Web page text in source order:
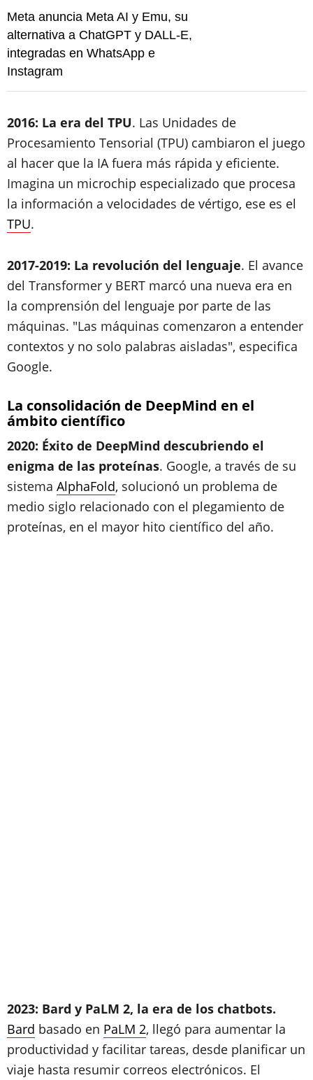
Meta anuncia Meta AI y Emu, su
alternativa a ChatGPT y DALL-E,
integradas en WhatsApp e
Instagram
2016: La era del TPU. Las Unidades de
Procesamiento Tensorial (TPU) cambiaron el juego
al hacer que la IA fuera más rápida y eficiente.
Imagina un microchip especializado que procesa
la información a velocidades de vértigo, ese es el
TPU.
2017-2019: La revolución del lenguaje. El avance
del Transformer y BERT marcó una nueva era en
la comprensión del lenguaje por parte de las
máquinas. "Las máquinas comenzaron a entender
contextos y no solo palabras aisladas", especifica
Google.
La consolidación de DeepMind en el
ámbito científico
2020: Éxito de DeepMind descubriendo el
enigma de las proteínas. Google, a través de su
sistema AlphaFold, solucionó un problema de
medio siglo relacionado con el plegamiento de
proteínas, en el mayor hito científico del año.
2023: Bard y PaLM 2, la era de los chatbots.
Bard basado en PaLM 2, llegó para aumentar la
productividad y facilitar tareas, desde planificar un
viaje hasta resumir correos electrónicos. El